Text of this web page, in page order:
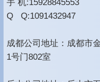
手 机:15928845553
Q Q:1091432947
成都公司地址：成都市
1号门802室